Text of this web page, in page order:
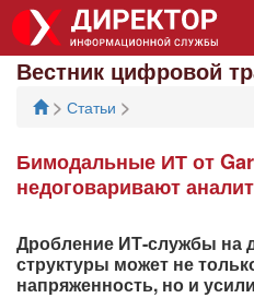
Вестник цифровой
> Статьи >
Бимодальные ИТ от
недоговаривают
Дробление ИТ-службы на
структуры может не
напряженность, но и